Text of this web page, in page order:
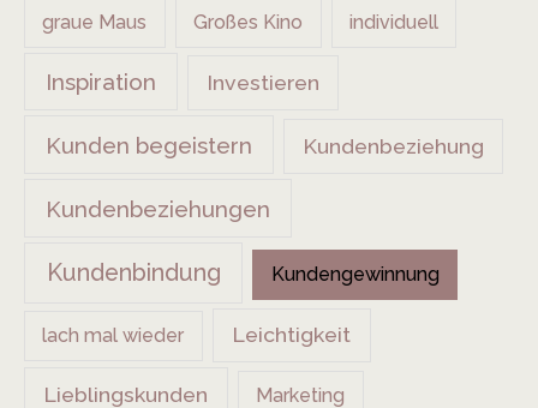
graue Maus Großes Kino individuell
Inspiration Investieren
Kunden begeistern Kundenbeziehung
Kundenbeziehungen
Kundenbindung Kundengewinnung
lach mal wieder Leichtigkeit
Lieblingskunden Marketing